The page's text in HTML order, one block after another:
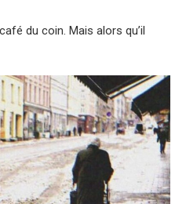
du coin. Mais alors qu’il